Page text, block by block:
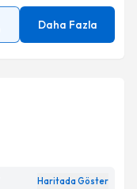
Daha Fazla
Haritada Göster